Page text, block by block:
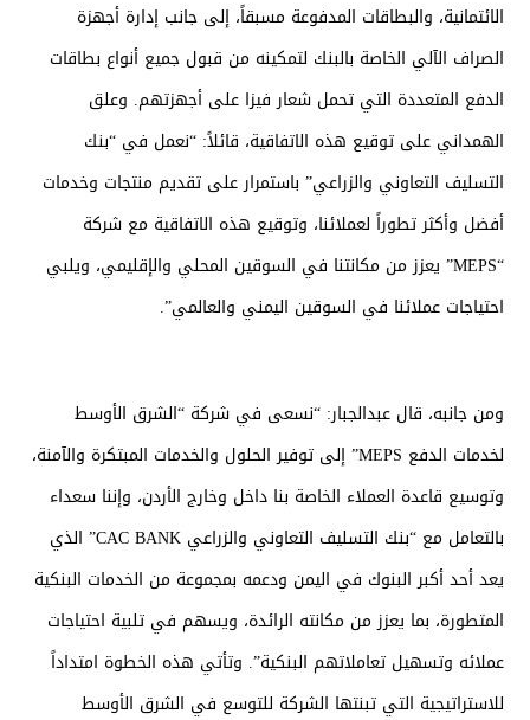
الائتمانية، والبطاقات المدفوعة مسبقاً، إلى جانب إدارة أجهزة
الصراف الآلي الخاصة بالبنك لتمكينه من قبول جميع أنواع بطاقات
الدفع المتعددة التي تحمل شعار فيزا على أجهزتهم. وعلق
الهمداني على توقيع هذه الاتفاقية، قائلاً: “نعمل في “بنك
التسليف التعاوني والزراعي” باستمرار على تقديم منتجات وخدمات
أفضل وأكثر تطوراً لعملائنا، وتوقيع هذه الاتفاقية مع شركة
“MEPS” يعزز من مكانتنا في السوقين المحلي والإقليمي، ويلبي
احتياجات عملائنا في السوقين اليمني والعالمي”.
ومن جانبه، قال عبدالجبار: “نسعى في شركة “الشرق الأوسط
لخدمات الدفع MEPS” إلى توفير الحلول والخدمات المبتكرة والآمنة،
وتوسيع قاعدة العملاء الخاصة بنا داخل وخارج الأردن، وإننا سعداء
بالتعامل مع “بنك التسليف التعاوني والزراعي CAC BANK” الذي
يعد أحد أكبر البنوك في اليمن ودعمه بمجموعة من الخدمات البنكية
المتطورة، بما يعزز من مكانته الرائدة، ويسهم في تلبية احتياجات
عملائه وتسهيل تعاملاتهم البنكية”. وتأتي هذه الخطوة امتداداً
للاستراتيجية التي تبنتها الشركة للتوسع في الشرق الأوسط